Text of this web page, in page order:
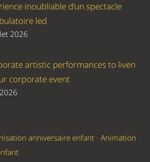
inoubliable d’un spectacle
led
2026
artistic performances to liven
corporate event
anniversaire enfant - Animation